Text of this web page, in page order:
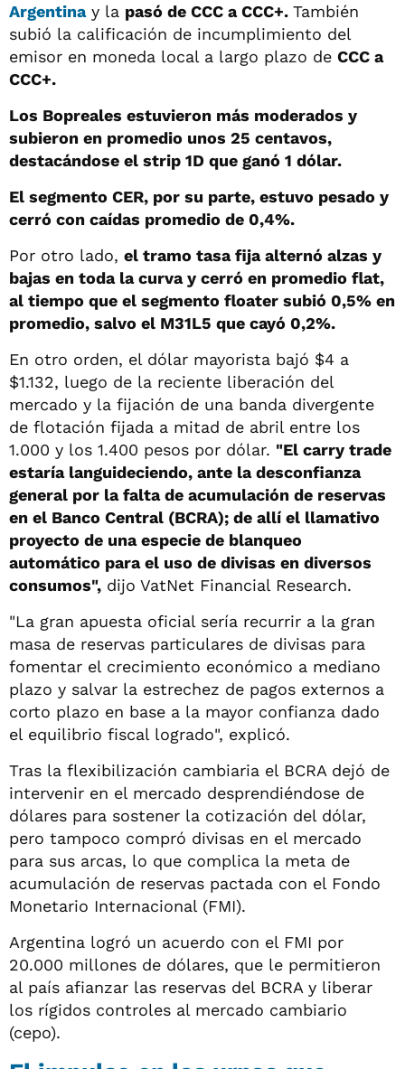
Argentinay la pasó de CCC a CCC+. También
subió la calificación de incumplimiento del
emisor en moneda local a largo plazo de CCC a
CCC+.
Los Bopreales estuvieron más moderados y
subieron en promedio unos 25 centavos,
destacándose el strip 1D que ganó 1 dólar.
El segmento CER, por su parte, estuvo pesado y
cerró con caídas promedio de 0,4%.
Por otro lado, el tramo tasa fija alternó alzas y
bajas en toda la curva y cerró en promedio flat,
al tiempo que el segmento floater subió 0,5% en
promedio, salvo el M31L5 que cayó 0,2%.
En otro orden, el dólar mayorista bajó $4 a
$1.132, luego de la reciente liberación del
mercado y la fijación de una banda divergente
de flotación fijada a mitad de abril entre los
1.000 y los 1.400 pesos por dólar. "El carry trade
estaría languideciendo, ante la desconfianza
general por la falta de acumulación de reservas
en el Banco Central (BCRA); de allí el llamativo
proyecto de una especie de blanqueo
automático para el uso de divisas en diversos
consumos", dijo VatNet Financial Research.
"La gran apuesta oficial sería recurrir a la gran
masa de reservas particulares de divisas para
fomentar el crecimiento económico a mediano
plazo y salvar la estrechez de pagos externos a
corto plazo en base a la mayor confianza dado
el equilibrio fiscal logrado", explicó.
Tras la flexibilización cambiaria el BCRA dejó de
intervenir en el mercado desprendiéndose de
dólares para sostener la cotización del dólar,
pero tampoco compró divisas en el mercado
para sus arcas, lo que complica la meta de
acumulación de reservas pactada con el Fondo
Monetario Internacional (FMI).
Argentina logró un acuerdo con el FMI por
20.000 millones de dólares, que le permitieron
al país afianzar las reservas del BCRA y liberar
los rígidos controles al mercado cambiario
(cepo).